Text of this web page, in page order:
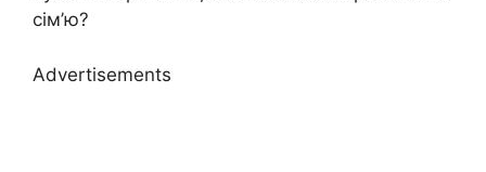
сім’ю?
Advertisements